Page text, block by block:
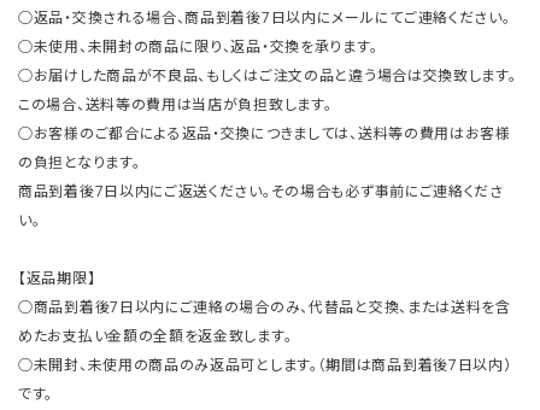
○返品・交換される場合、商品到着後7日以内にメールにてご連絡ください。
○未使用、未開封の商品に限り、返品・交換を承ります。
○お届けした商品が不良品、もしくはご注文の品と違う場合は交換致します。
この場合、送料等の費用は当店が負担致します。
○お客様のご都合による返品・交換につきましては、送料等の費用はお客様
の負担となります。
商品到着後7日以内にご返送ください。その場合も必ず事前にご連絡くださ
い。
【返品期限】
○商品到着後7日以内にご連絡の場合のみ、代替品と交換、または送料を含
めたお支払い金額の全額を返金致します。
○未開封、未使用の商品のみ返品可とします。（期間は商品到着後7日以内）
です。